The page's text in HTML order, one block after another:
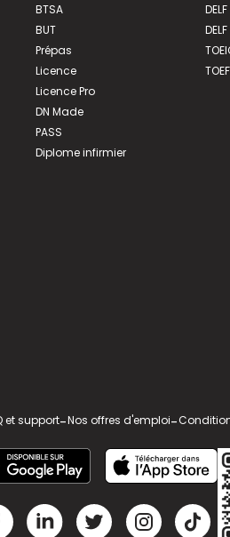
BTSA
BUT
Prépas
Licence
Licence Pro
DN Made
PASS
Diplome infirmier
DELF
et support-Nos offres d'emploi-